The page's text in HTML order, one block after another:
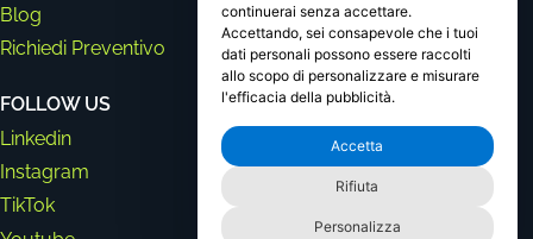
Blog
Richiedi Preventivo
FOLLOW US
Linkedin
Instagram
TikTok
continuerai senza accettare.
Accettando, sei consapevole che i tuoi
dati personali possono essere raccolti
allo scopo di personalizzare e misurare
l'efficacia della pubblicità.
Accetta
Rifiuta
Personalizza